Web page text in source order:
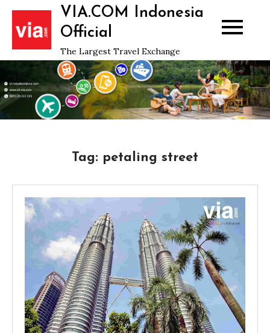
Skip
content
VIA.COM Indonesia
Official
The Largest Travel Exchange
Tag: petaling street